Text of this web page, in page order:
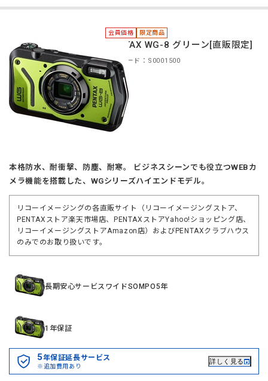
会員価格 限定商品
PENTAX WG-8 グリーン[直販限定]
商品コード：S0001500
本格防水、耐衝撃、防塵、耐寒。 ビジネスシーンでも役立つWEBカ
メラ機能を搭載した、WGシリーズハイエンドモデル。
リコーイメージングの各直販サイト（リコーイメージングストア、
PENTAXストア楽天市場店、PENTAXストアYahoo!ショッピング店、
リコーイメージングストアAmazon店）およびPENTAXクラブハウス
のみでのお取り扱いです。
長期安心サービスワイドSOMPO5年
1年保証
5年保証延長サービス
※追加費用あり
詳しく見る